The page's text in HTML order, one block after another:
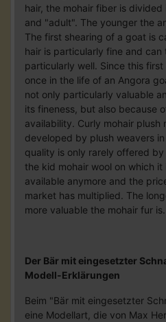
hair, the mohair fiber is
and "adult". The younger the
The first shearing of a goat is
hair is particularly fine and
particularly well. Since this
once in the life of an Angora
not only particularly valuable
its fineness, but also because
availability. Curly mohair plush
developed by plush weavers
quality is only rarely offered
the kid mohair wool on which it
available anymore and the
market has multiplied. The
more valuable the mohair fur is.
Der Bär mit eingesetzter
Modell-Erklärungen
Beim "Bär mit eingesetzter
eine Modellart, die von Max